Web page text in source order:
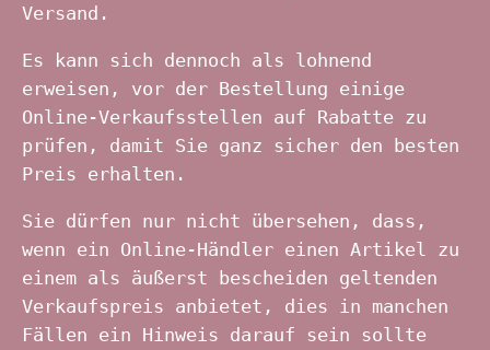
Versand.
Es kann sich dennoch als lohnend
erweisen, vor der Bestellung einige
Online-Verkaufsstellen auf Rabatte zu
prüfen, damit Sie ganz sicher den besten
Preis erhalten.
Sie dürfen nur nicht übersehen, dass,
wenn ein Online-Händler einen Artikel zu
einem als äußerst bescheiden geltenden
Verkaufspreis anbietet, dies in manchen
Fällen ein Hinweis darauf sein sollte